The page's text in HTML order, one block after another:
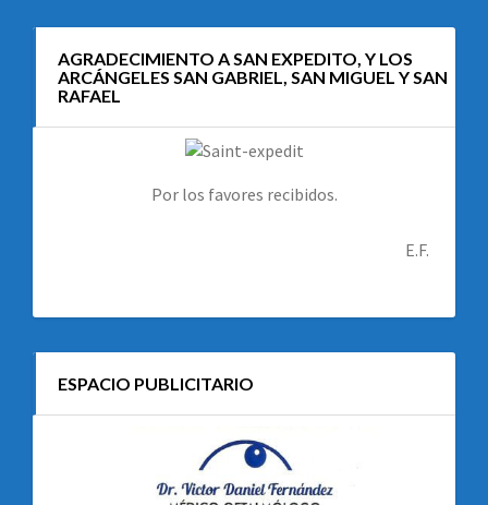
AGRADECIMIENTO A SAN EXPEDITO, Y LOS
ARCÁNGELES SAN GABRIEL, SAN MIGUEL Y SAN
RAFAEL
Por los favores recibidos.
E.F.
ESPACIO PUBLICITARIO